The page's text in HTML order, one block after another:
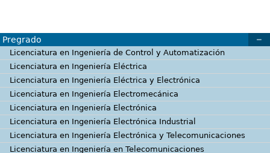
Pregrado
Licenciatura en Ingeniería de Control y Automatización
Licenciatura en Ingeniería Eléctrica
Licenciatura en Ingeniería Eléctrica y Electrónica
Licenciatura en Ingeniería Electromecánica
Licenciatura en Ingeniería Electrónica
Licenciatura en Ingeniería Electrónica Industrial
Licenciatura en Ingeniería Electrónica y Telecomunicaciones
Licenciatura en Ingeniería en Telecomunicaciones